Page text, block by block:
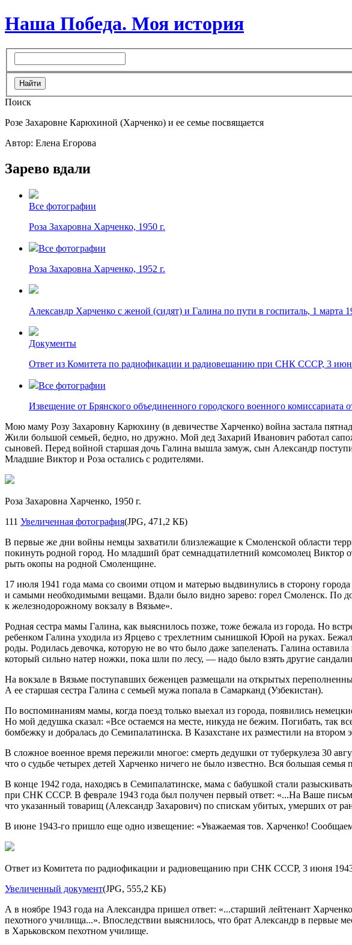
Наша Победа. Моя история
Поиск
Розе Захаровне Карюхиной (Харченко) и ее семье посвящается
Автор: Елена Егорова
Зарево вдали
Все фотографии
Роза Захаровна Харченко, 1950 г.
Все фотографии
Роза Захаровна Харченко, 1952 г.
Александр Харченко с женой (сидят) и Галина по пути в госпиталь, 1 марта
Документы
Ответ из Комитета по радиофикации и радиовещанию при СНК СССР, 3
Все фотографии
Извещение от Брянского объединенного городского военного комиссариата
Мою маму Розу Захаровну Карюхину (в девичестве Харченко) война застала
Жили большой семьей, бедно, но дружно. Мой дед Захарий Иванович работал
сыновей. Перед войной старшая дочь Галина вышла замуж, сын Александр
Младшие Виктор и Роза остались с родителями.
Роза Захаровна Харченко, 1950 г.
111 Увеличенная фотография(JPG, 471,2 КБ)
В первые же дни войны немцы захватили близлежащие к Смоленской области
покинуть родной город. Но младший брат семнадцатилетний комсомолец Виктор
рыть окопы на родной Смоленщине.
17 июля 1941 года мама со своими отцом и матерью выдвинулись в сторону
и самыми необходимыми вещами. Вдали было видно зарево: горел Смоленск. По
к железнодорожному вокзалу в Вязьме».
Родная сестра мамы Галина, как выяснилось позже, тоже бежала из города. Но
ребенком Галина уходила из Ярцево с трехлетним сынишкой Юрой на руках.
роды. Родилась девочка, которую не во что было даже запеленать. Галина
который сильно натер ножки, пока шли по лесу, — надо было взять другие
На вокзале в Вязьме поступавших беженцев размещали на открытых
А ее старшая сестра Галина с семьей мужа попала в Самарканд (Узбекистан).
По воспоминаниям мамы, когда поезд только выехал из города, появились
Но мой дедушка сказал: «Все остаемся на месте, никуда не бежим. Погибать, так
бомбежку и добралась до Семипалатинска. В Казахстане их разместили на
В сложное военное время пережили многое: смерть дедушки от туберкулеза 30
что о судьбе четырех детей Харченко ничего не было известно. Вся большая семья
В конце 1942 года, находясь в Семипалатинске, мама с бабушкой стали
при СНК СССР. В феврале 1943 года был получен первый ответ: «...На Ваше
что указанный товарищ (Александр Захарович) по спискам убитых, умерших от
В июне 1943-го пришло еще одно извещение: «Уважаемая тов. Харченко!
Ответ из Комитета по радиофикации и радиовещанию при СНК СССР, 3 июня
Увеличенный документ(JPG, 555,2 КБ)
А в ноябре 1943 года на Александра пришел ответ: «...старший лейтенант
пехотного училища...». Впоследствии выяснилось, что брат Александр в первые
в Харьковском пехотном училище.